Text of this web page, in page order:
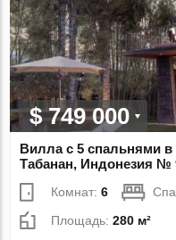
$ 749 000
Вилла с 5 спальнями в
Табанан, Индонезия №
Комнат:6
Площадь:280 м²